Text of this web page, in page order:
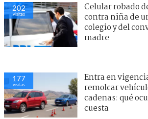
202
visitas
Celular robado
contra niña de
colegio y del
madre
177
visitas
Entra en
remolcar
cadenas: qué
cuesta